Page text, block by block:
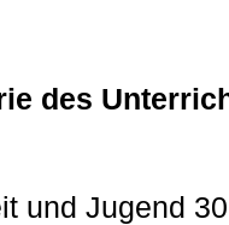
des
und Jugend 30